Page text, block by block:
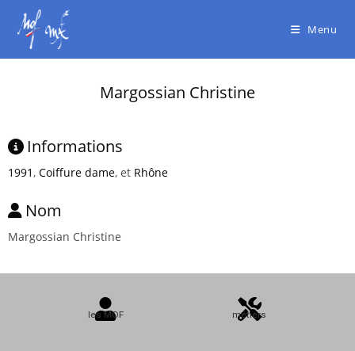
Menu
Margossian Christine
Informations
1991, Coiffure dame, et Rhône
Nom
Margossian Christine
les MOF métiers